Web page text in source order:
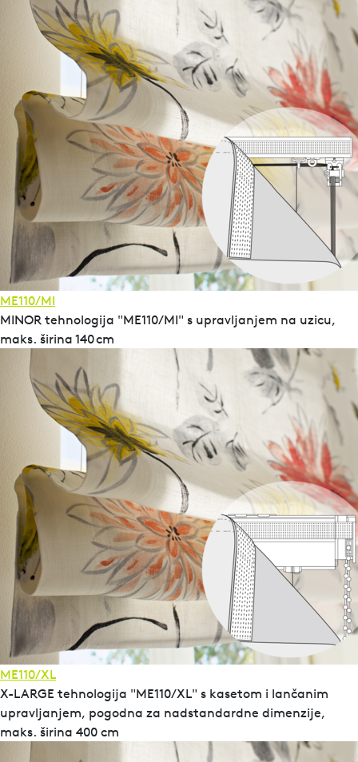
ME110/MI
MINOR tehnologija "ME110/MI" s upravljanjem na uzicu,
maks. širina 140 cm
ME110/XL
X-LARGE tehnologija "ME110/XL" s kasetom i lančanim
upravljanjem, pogodna za nadstandardne dimenzije,
maks. širina 400 cm